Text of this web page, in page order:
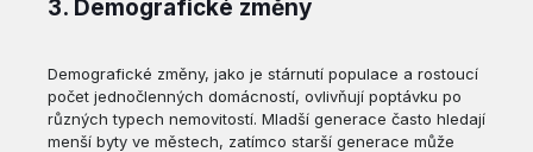
3. Demografické změny
Demografické změny, jako je stárnutí populace a rostoucí
počet jednočlenných domácností, ovlivňují poptávku po
různých typech nemovitostí. Mladší generace často hledají
menší byty ve městech, zatímco starší generace může